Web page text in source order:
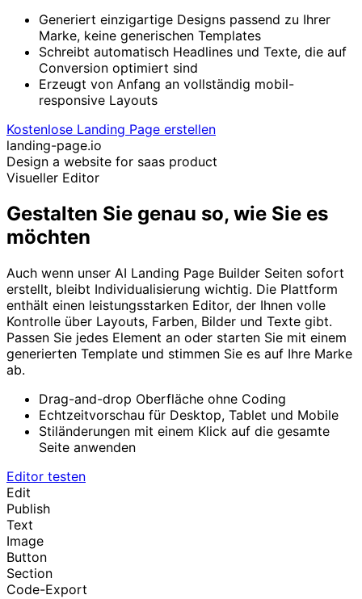
Generiert einzigartige Designs passend zu Ihrer
Marke, keine generischen Templates
Schreibt automatisch Headlines und Texte, die auf
Conversion optimiert sind
Erzeugt von Anfang an vollständig mobil-
responsive Layouts
Kostenlose Landing Page erstellen
landing-page.io
Design a website for saas product
Visueller Editor
Gestalten Sie genau so, wie Sie es
möchten
Auch wenn unser AI Landing Page Builder Seiten sofort
erstellt, bleibt Individualisierung wichtig. Die Plattform
enthält einen leistungsstarken Editor, der Ihnen volle
Kontrolle über Layouts, Farben, Bilder und Texte gibt.
Passen Sie jedes Element an oder starten Sie mit einem
generierten Template und stimmen Sie es auf Ihre Marke
ab.
Drag-and-drop Oberfläche ohne Coding
Echtzeitvorschau für Desktop, Tablet und Mobile
Stiländerungen mit einem Klick auf die gesamte
Seite anwenden
Editor testen
Edit
Publish
Text
Image
Button
Section
Code-Export